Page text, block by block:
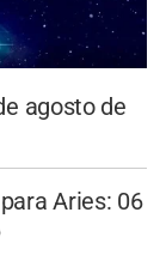
agosto de
Aries: 06